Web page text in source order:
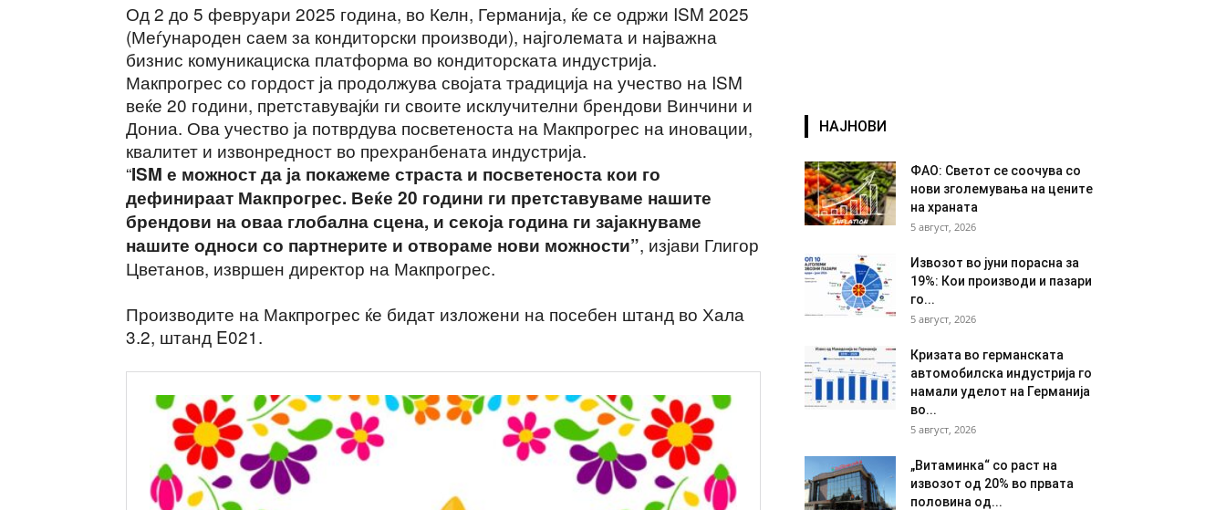
Од 2 до 5 февруари 2025 година, во Келн, Германија, ќе се одржи ISM 2025
(Меѓународен саем за кондиторски производи), најголемата и најважна
бизнис комуникациска платформа во кондиторската индустрија.
Макпрогрес со гордост ја продолжува својата традиција на учество на ISM
веќе 20 години, претставувајќи ги своите исклучителни брендови Винчини и
Дониа. Ова учество ја потврдува посветеноста на Макпрогрес на иновации,
квалитет и извонредност во прехранбената индустрија.
“ISM е можност да ја покажеме страста и посветеноста кои го
дефинираат Макпрогрес. Веќе 20 години ги претставуваме нашите
брендови на оваа глобална сцена, и секоја година ги зајакнуваме
нашите односи со партнерите и отвораме нови можности”, изјави Глигор
Цветанов, извршен директор на Макпрогрес.
Производите на Макпрогрес ќе бидат изложени на посебен штанд во Хала
3.2, штанд E021.
НАЈНОВИ
ФАО: Светот се соочува со
нови зголемувања на цените
на храната
5 август, 2026
Извозот во јуни порасна за
19%: Кои производи и пазари
го...
5 август, 2026
Кризата во германската
автомобилска индустрија го
намали уделот на Германија
во...
5 август, 2026
„Витаминка“ со раст на
извозот од 20% во првата
половина од...